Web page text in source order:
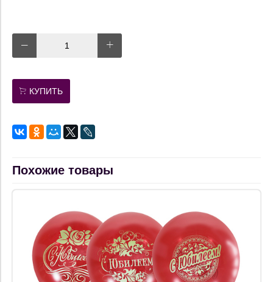
КУПИТЬ
Похожие товары